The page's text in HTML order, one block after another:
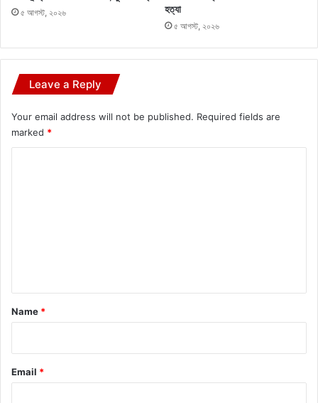
৫ আগস্ট, ২০২৬
হত্যা
৫ আগস্ট, ২০২৬
Leave a Reply
Your email address will not be published. Required fields are
marked *
*
Name *
Email *